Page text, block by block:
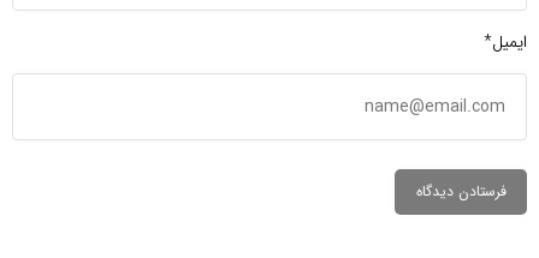
ایمیل*